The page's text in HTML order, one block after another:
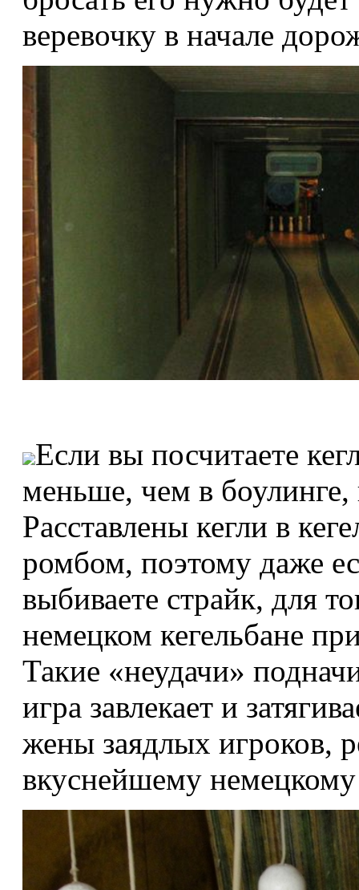
веревочку в начале
Если вы посчитаете
меньше, чем в боулинге,
Расставлены кегли в
ромбом, поэтому даже
выбиваете страйк, для
немецком кегельбане
Такие «неудачи»
игра завлекает и
жены заядлых игроков,
вкуснейшему